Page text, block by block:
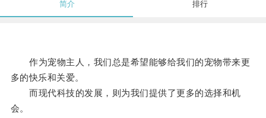
简介 排行
作为宠物主人，我们总是希望能够给我们的宠物带来更
多的快乐和关爱。
而现代科技的发展，则为我们提供了更多的选择和机
会。